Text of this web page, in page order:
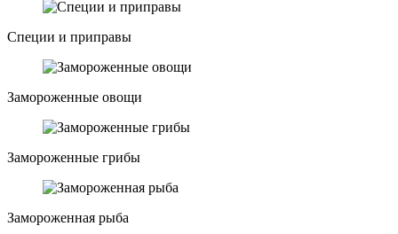
Специи и приправы
Замороженные овощи
Замороженные грибы
Замороженная рыба